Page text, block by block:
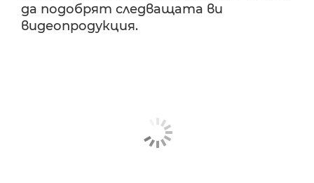
да подобрят следващата ви
видеопродукция.